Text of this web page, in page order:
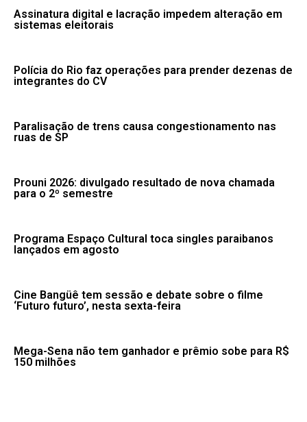
Assinatura digital e lacração impedem alteração em
sistemas eleitorais
Polícia do Rio faz operações para prender dezenas de
integrantes do CV
Paralisação de trens causa congestionamento nas
ruas de SP
Prouni 2026: divulgado resultado de nova chamada
para o 2º semestre
Programa Espaço Cultural toca singles paraibanos
lançados em agosto
Cine Bangüê tem sessão e debate sobre o filme
‘Futuro futuro’, nesta sexta-feira
Mega-Sena não tem ganhador e prêmio sobe para R$
150 milhões